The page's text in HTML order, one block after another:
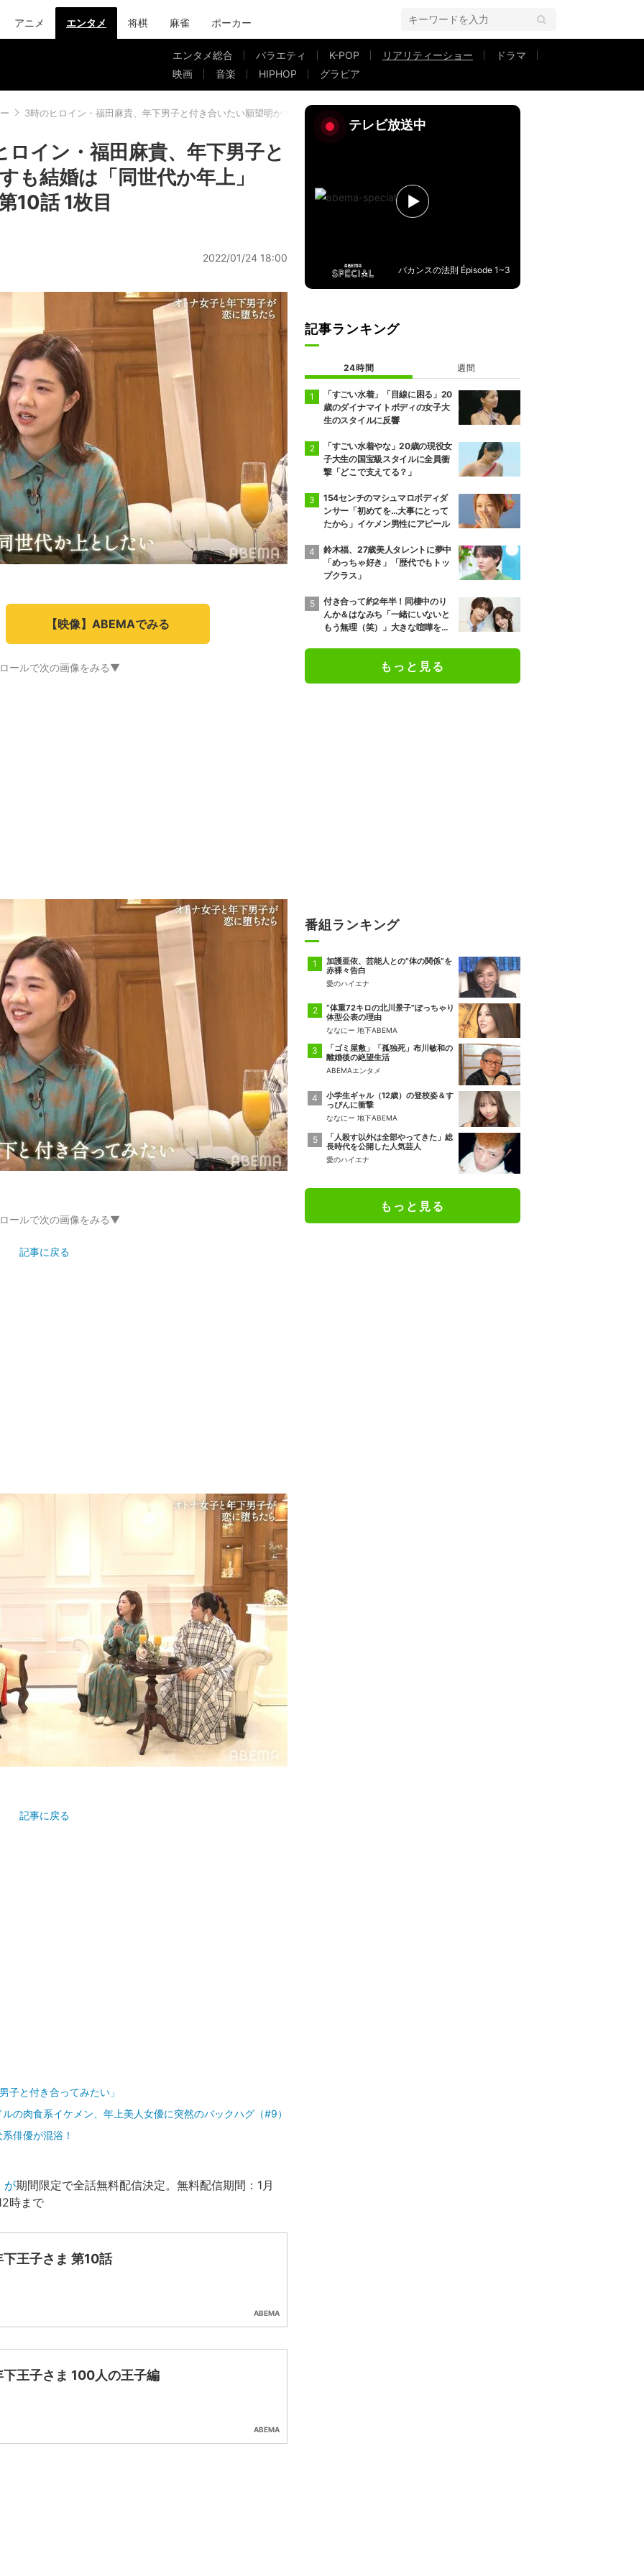
アニメ エンタメ 将棋 麻雀 ポーカー
エンタメ総合 バラエティ K-POP リアリティーショー
ドラマ
映画
音楽 HIPHOP グラビア
3時のヒロイン・福田麻貴、年下男子と付き合いたい願望明かすも結婚は「同世代か年上」『私の年下王子さま』第10話
イン・福田麻貴、年下男子と
も結婚は「同世代か年上」
10話 1枚目
2022/01/24 18:00
【映像】ABEMAでみる
ールで次の画像をみる▼
ールで次の画像をみる▼
記事に戻る
記事に戻る
子と付き合ってみたい」
の肉食系イケメン、年上美人女優に突然のバックハグ（#9）
俳優が混浴！
が期間限定で全話無料配信決定。無料配信期間：1月
時まで
下王子さま 第10話
ABEMA
下王子さま 100人の王子編
ABEMA
テレビ放送中
バカンスの法則 Épisode 1~3
記事ランキング
24時間 週間
「すごい水着」「目線に困る」20
歳のダイナマイトボディの女子大
生のスタイルに反響
「すごい水着やな」20歳の現役女
子大生の国宝級スタイルに全員衝
撃「どこで支えてる？」
154センチのマシュマロボディダ
ンサー「初めてを…大事にとって
たから」イケメン男性にアピール
鈴木福、27歳美人タレントに夢中
「めっちゃ好き」「歴代でもトッ
プクラス」
付き合って約2年半！同棲中のり
んか＆はなみち「一緒にいないと
もう無理（笑）」大きな喧嘩を経
もっと見る
番組ランキング
加護亜依、芸能人との“体の関係”を
赤裸々告白
愛のハイエナ
“体重72キロの北川景子”ぽっちゃり
体型公表の理由
ななにー 地下ABEMA
「ゴミ屋敷」「孤独死」布川敏和の
離婚後の絶望生活
ABEMAエンタメ
小学生ギャル（12歳）の登校姿＆す
っぴんに衝撃
ななにー 地下ABEMA
「人殺す以外は全部やってきた」総
長時代を公開した人気芸人
愛のハイエナ
もっと見る